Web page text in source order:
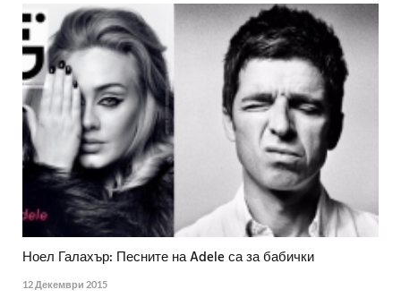
Ноел Галахър: Песните на Adele са за бабички
12 Декември 2015